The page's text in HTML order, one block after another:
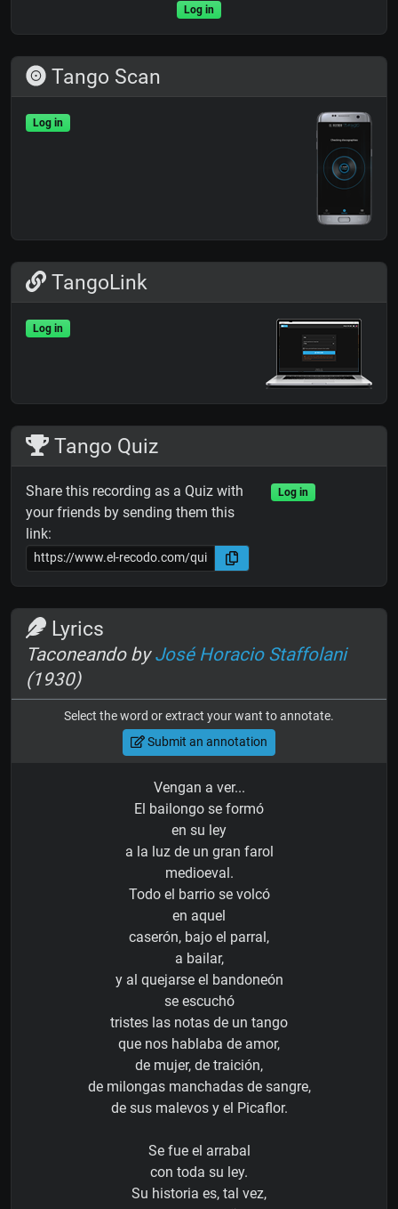
Log in
Tango Scan
Log in
TangoLink
Log in
Tango Quiz
Share this recording as a Quiz with
your friends by sending them this
link:
Log in
Lyrics
Taconeando byJosé Horacio Staffolani
(1930)
Select the word or extract your want to annotate.
Submit an annotation
Vengan a ver...
El bailongo se formó
en su ley
a la luz de un gran farol
medioeval.
Todo el barrio se volcó
en aquel
caserón, bajo el parral,
a bailar,
y al quejarse el bandoneón
se escuchó
tristes las notas de un tango
que nos hablaba de amor,
de mujer, de traición,
de milongas manchadas de sangre,
de sus malevos y el Picaflor.
Se fue el arrabal
con toda su ley.
Su historia es, tal vez,